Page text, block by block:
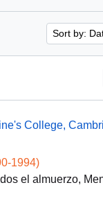
Sort by:
College,
1994)
el almuerzo,